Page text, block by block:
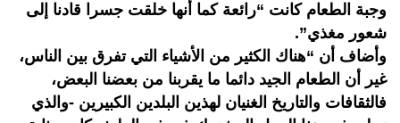
وجبة الطعام كانت “رائعة كما أنها خلقت جسرا قادنا إلى
شعور مغذي”.
وأضاف أن “هناك الكثير من الأشياء التي تفرق بين الناس،
غير أن الطعام الجيد دائما ما يقربنا من بعضنا البعض،
فالثقافات والتاريخ الغنيان لهذين البلدين الكبيرين -والذي